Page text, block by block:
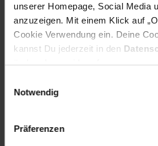
unserer Homepage, Social Media
anzuzeigen. Mit einem Klick auf
Cookie Verwendung ein. Deine
kannst Du jederzeit in den
ändern bzw. widerrufen.
Notwendig
Präferenzen
Fußzeile
Weitere Online-Angebote
Netto Reisen